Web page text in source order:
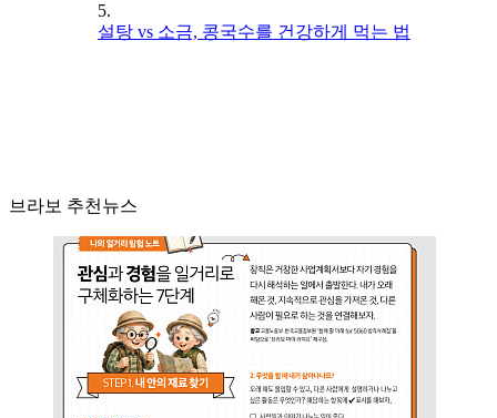
5.
설탕 vs 소금, 콩국수를 건강하게 먹는 법
브라보 추천뉴스